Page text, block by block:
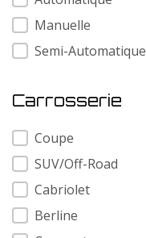
Manuelle
Semi-Automatique
Carrosserie
Carrosserie
Coupe
SUV/Off-Road
Cabriolet
Berline